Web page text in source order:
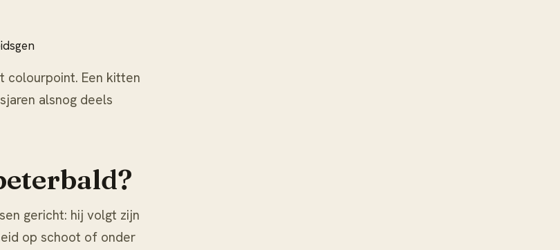
colourpoint. Een kitten
alsnog deels
gericht: hij volgt zijn
op schoot of onder